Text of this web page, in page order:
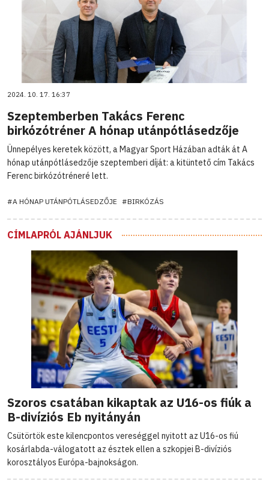
2024. 10. 17. 16:37
Szeptemberben Takács Ferenc
birkózótréner A hónap utánpótlásedzője
Ünnepélyes keretek között, a Magyar Sport Házában adták át A
hónap utánpótlásedzője szeptemberi díját: a kitüntető cím Takács
Ferenc birkózótréneré lett.
#A HÓNAP UTÁNPÓTLÁSEDZŐJE #BIRKÓZÁS
CÍMLAPRÓL AJÁNLJUK
Szoros csatában kikaptak az U16-os fiúk a
B-divíziós Eb nyitányán
Csütörtök este kilencpontos vereséggel nyitott az U16-os fiú
kosárlabda-válogatott az észtek ellen a szkopjei B-divíziós
korosztályos Európa-bajnokságon.